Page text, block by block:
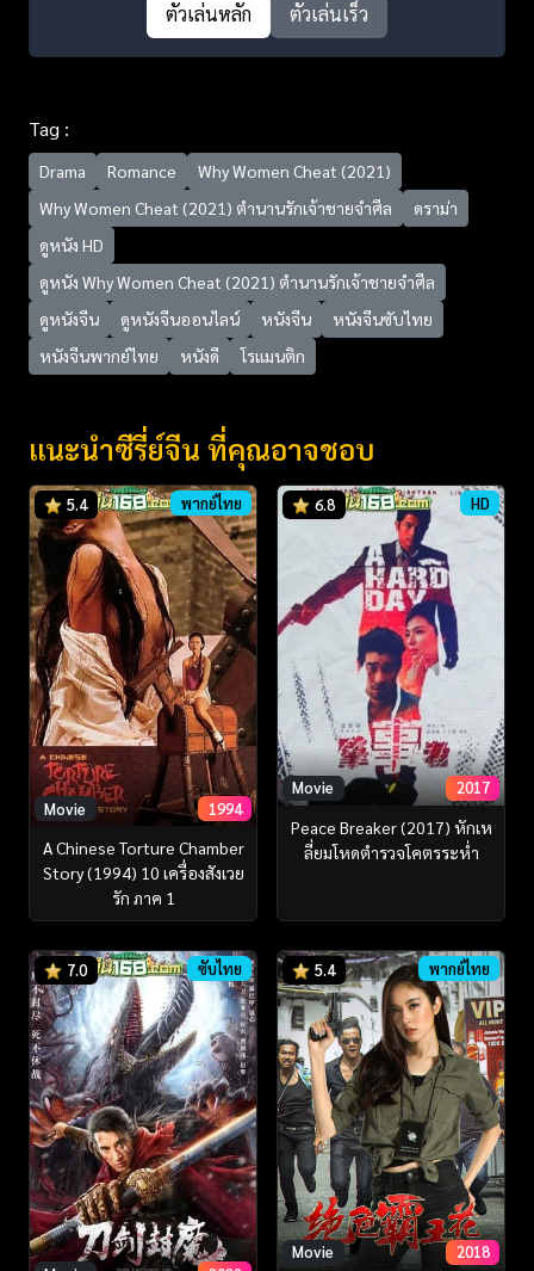
ตัวเล่นหลัก ตัวเล่นเร็ว
Tag :
Drama Romance
Why Women Cheat (2021)
Why Women Cheat (2021) ตำนานรักเจ้าชายจำศีล
ดราม่า
ดูหนัง HD
ดูหนัง Why Women Cheat (2021) ตำนานรักเจ้าชายจำศีล
ดูหนังจีน
ดูหนังจีนออนไลน์ หนังจีน
หนังจีนซับไทย
หนังจีนพากย์ไทย
หนังดี โรแมนติก
แนะนำซีรี่ย์จีน ที่คุณอาจชอบ
5.4 พากย์ไทย
Movie 1994
A Chinese Torture Chamber
Story (1994) 10 เครื่องสังเวย
รัก ภาค 1
6.8 HD
Movie 2017
Peace Breaker (2017) หักเห
ลี่ยมโหดตำรวจโคตรระห่ำ
7.0 ซับไทย 5.4 พากย์ไทย
Movie 2018